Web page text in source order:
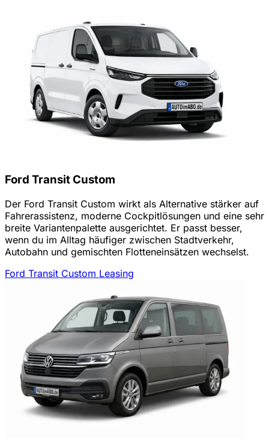
Ford Transit Custom
Der Ford Transit Custom wirkt als Alternative stärker auf
Fahrerassistenz, moderne Cockpitlösungen und eine sehr
breite Variantenpalette ausgerichtet. Er passt besser,
wenn du im Alltag häufiger zwischen Stadtverkehr,
Autobahn und gemischten Flotteneinsätzen wechselst.
Ford Transit Custom Leasing